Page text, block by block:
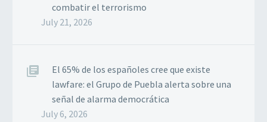
combatir el terrorismo
July 21, 2026
El 65% de los españoles cree que existe
lawfare: el Grupo de Puebla alerta sobre una
señal de alarma democrática
July 6, 2026